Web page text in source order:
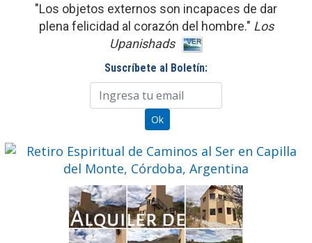
"Los objetos externos son incapaces de dar
plena felicidad al corazón del hombre." Los
Upanishads
Suscríbete al Boletín: